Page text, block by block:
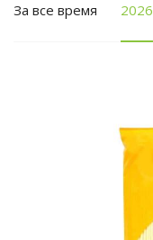
За все время 2026